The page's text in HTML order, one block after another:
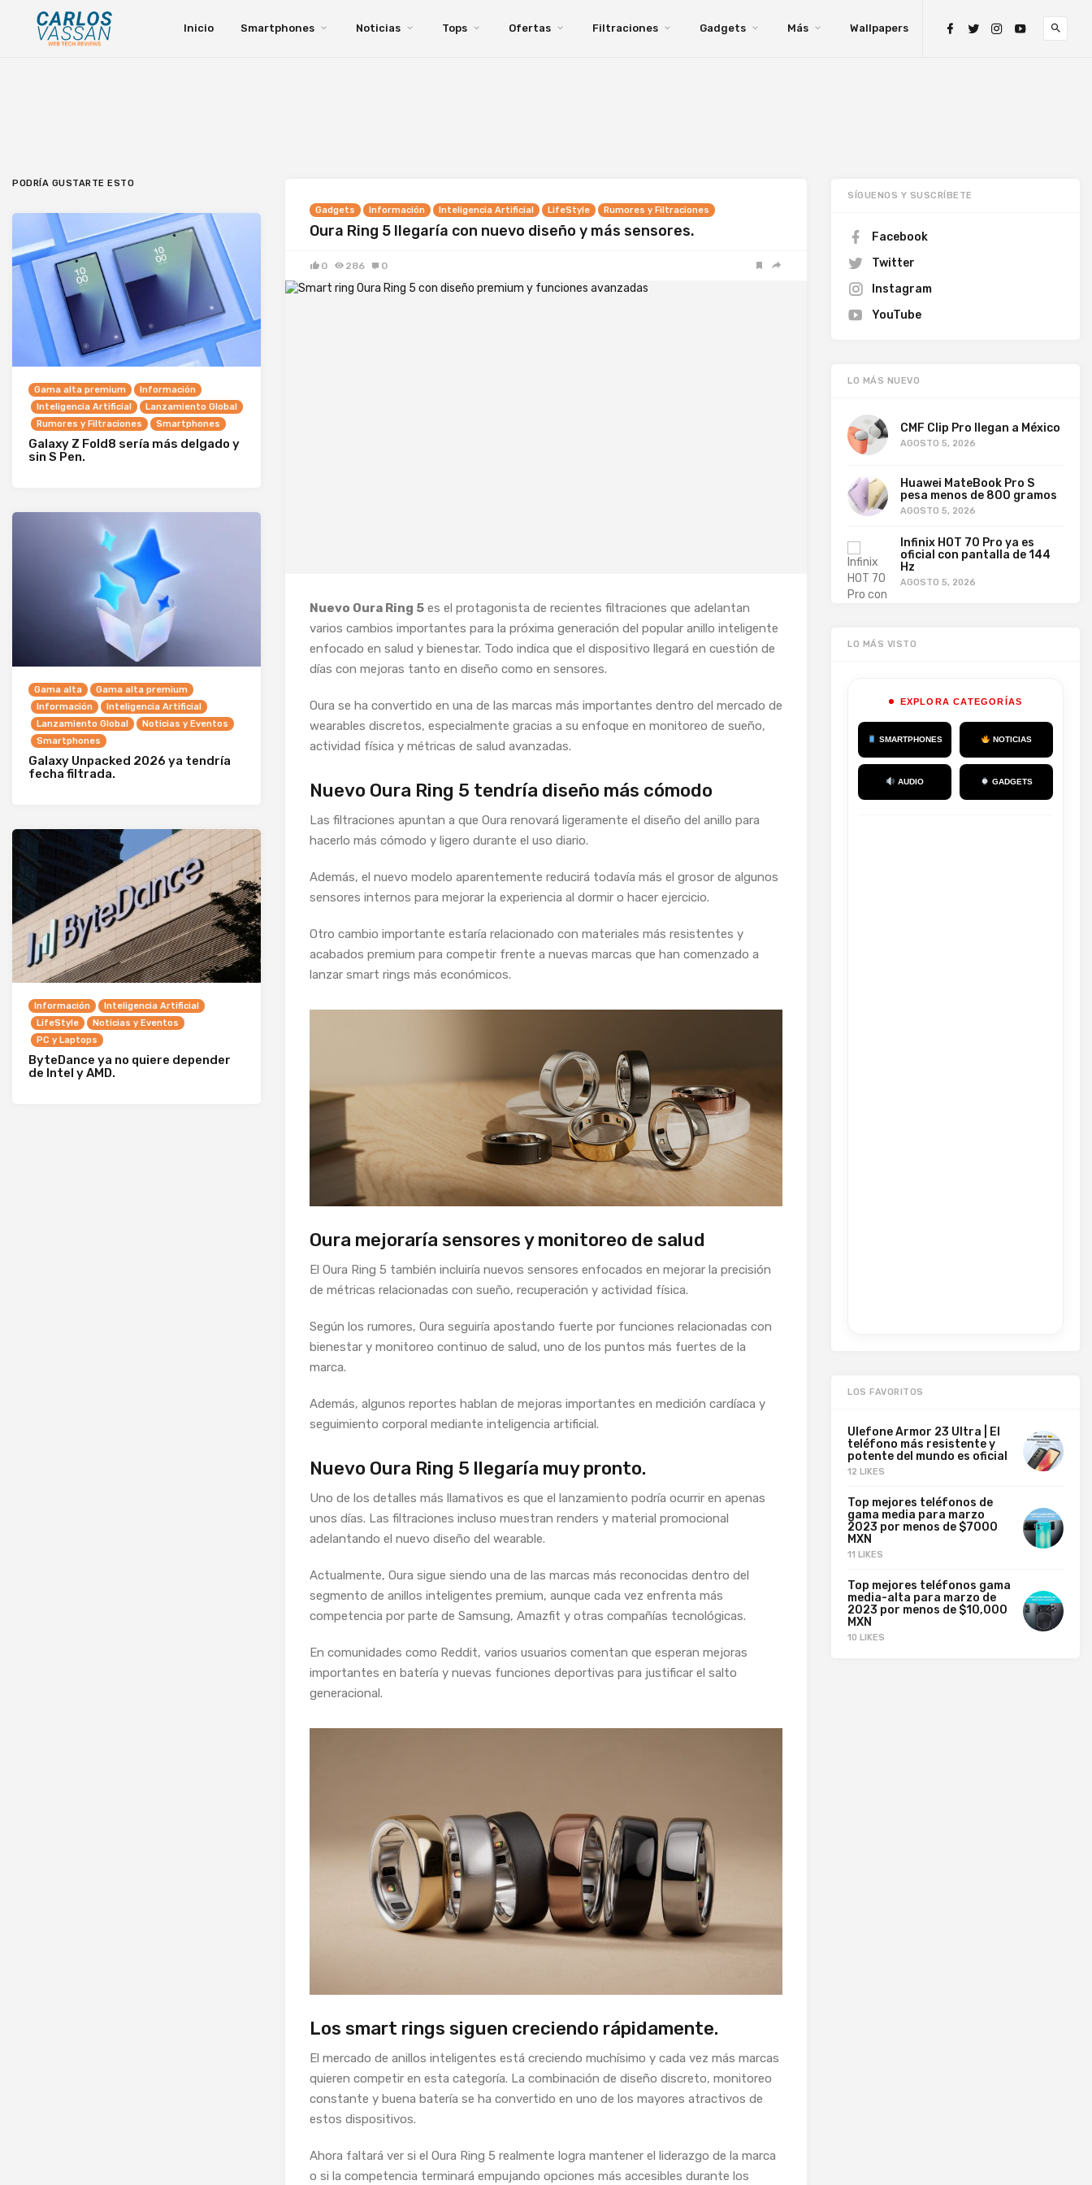
Inicio Smartphones Noticias Tops Ofertas Filtraciones Gadgets Más Wallpapers
Gadgets Información Inteligencia Artificial LifeStyle Rumores y Filtraciones
Oura Ring 5 llegaría con nuevo diseño y más sensores.
0 286 0
Nuevo Oura Ring 5 es el protagonista de recientes filtraciones que adelantan
varios cambios importantes para la próxima generación del popular anillo inteligente
enfocado en salud y bienestar. Todo indica que el dispositivo llegará en cuestión de
días con mejoras tanto en diseño como en sensores.
Oura se ha convertido en una de las marcas más importantes dentro del mercado de
wearables discretos, especialmente gracias a su enfoque en monitoreo de sueño,
actividad física y métricas de salud avanzadas.
Nuevo Oura Ring 5 tendría diseño más cómodo
Las filtraciones apuntan a que Oura renovará ligeramente el diseño del anillo para
hacerlo más cómodo y ligero durante el uso diario.
Además, el nuevo modelo aparentemente reducirá todavía más el grosor de algunos
sensores internos para mejorar la experiencia al dormir o hacer ejercicio.
Otro cambio importante estaría relacionado con materiales más resistentes y
acabados premium para competir frente a nuevas marcas que han comenzado a
lanzar smart rings más económicos.
Oura mejoraría sensores y monitoreo de salud
El Oura Ring 5 también incluiría nuevos sensores enfocados en mejorar la precisión
de métricas relacionadas con sueño, recuperación y actividad física.
Según los rumores, Oura seguiría apostando fuerte por funciones relacionadas con
bienestar y monitoreo continuo de salud, uno de los puntos más fuertes de la
marca.
Además, algunos reportes hablan de mejoras importantes en medición cardíaca y
seguimiento corporal mediante inteligencia artificial.
Nuevo Oura Ring 5 llegaría muy pronto.
Uno de los detalles más llamativos es que el lanzamiento podría ocurrir en apenas
unos días. Las filtraciones incluso muestran renders y material promocional
adelantando el nuevo diseño del wearable.
Actualmente, Oura sigue siendo una de las marcas más reconocidas dentro del
segmento de anillos inteligentes premium, aunque cada vez enfrenta más
competencia por parte de Samsung, Amazfit y otras compañías tecnológicas.
En comunidades como Reddit, varios usuarios comentan que esperan mejoras
importantes en batería y nuevas funciones deportivas para justificar el salto
generacional.
Los smart rings siguen creciendo rápidamente.
El mercado de anillos inteligentes está creciendo muchísimo y cada vez más marcas
quieren competir en esta categoría. La combinación de diseño discreto, monitoreo
constante y buena batería se ha convertido en uno de los mayores atractivos de
estos dispositivos.
Ahora faltará ver si el Oura Ring 5 realmente logra mantener el liderazgo de la marca
o si la competencia terminará empujando opciones más accesibles durante los
PODRÍA GUSTARTE ESTO
Gama alta premium
Información
Inteligencia Artificial
Lanzamiento Global
Rumores y Filtraciones
Smartphones
Galaxy Z Fold8 sería más delgado y
sin S Pen.
Gama alta
Gama alta premium
Información
Inteligencia Artificial
Lanzamiento Global
Noticias y Eventos
Smartphones
Galaxy Unpacked 2026 ya tendría
fecha filtrada.
Información
Inteligencia Artificial
LifeStyle
Noticias y Eventos
PC y Laptops
ByteDance ya no quiere depender
de Intel y AMD.
SÍGUENOS Y SUSCRÍBETE
Facebook
Twitter
Instagram
YouTube
LO MÁS NUEVO
CMF Clip Pro llegan a México
AGOSTO 5, 2026
Huawei MateBook Pro S
pesa menos de 800 gramos
AGOSTO 5, 2026
Infinix HOT 70 Pro ya es
oficial con pantalla de 144
Hz
AGOSTO 5, 2026
LO MÁS VISTO
EXPLORA CATEGORÍAS
SMARTPHONES NOTICIAS
AUDIO GADGETS
LOS FAVORITOS
Ulefone Armor 23 Ultra | El
teléfono más resistente y
potente del mundo es oficial
12 LIKES
Top mejores teléfonos de
gama media para marzo
2023 por menos de $7000
MXN
11 LIKES
Top mejores teléfonos gama
media-alta para marzo de
2023 por menos de $10,000
MXN
10 LIKES